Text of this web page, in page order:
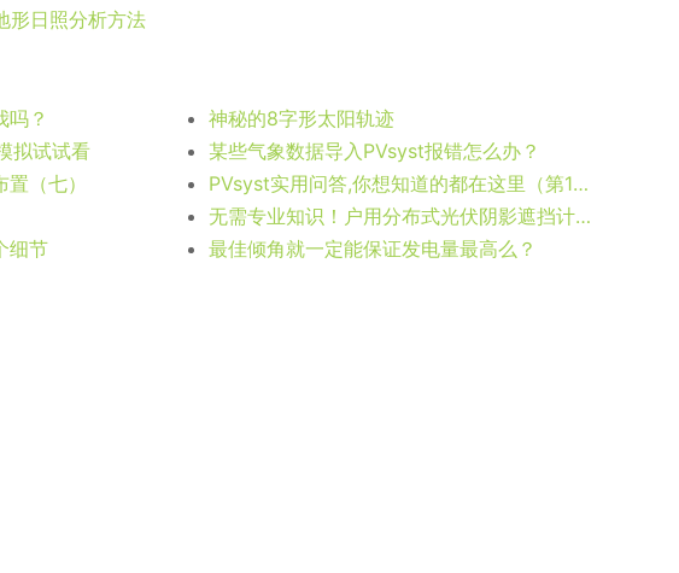
14:00-15:00时段，逐时模拟均产生超配。分钟步长的数据曲线有两个“山峰”（14:00-
辐照强度，超出的部分还存在额外的超配损失，
所下降，此时未产生超配。综合判断下来，分钟步长模拟的超配损失会高于逐时模拟
模拟的超配损失偏保守 。